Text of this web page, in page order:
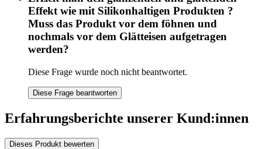
Effekt wie mit Silikonhaltigen Produkten ?
Muss das Produkt vor dem föhnen und
nochmals vor dem Glätteisen aufgetragen
werden?
Diese Frage wurde noch nicht beantwortet.
Diese Frage beantworten
Erfahrungsberichte unserer Kund:innen
Dieses Produkt bewerten